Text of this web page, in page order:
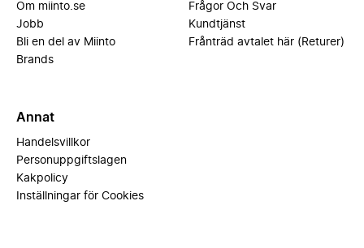
Om miinto.se
Jobb
Bli en del av Miinto
Brands
Frågor Och Svar
Kundtjänst
Frånträd avtalet här (Returer)
Annat
Handelsvillkor
Personuppgiftslagen
Kakpolicy
Inställningar för Cookies